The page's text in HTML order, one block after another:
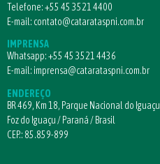
Telefone:+55 45 3521 4400
E-mail: contato@catarataspni.com.br
IMPRENSA
Whatsapp:+55 45 3521 4436
E-mail: imprensa@catarataspni.com.br
ENDEREÇO
BR 469, Km 18, Parque Nacional do Iguaçu
Foz do Iguaçu / Paraná / Brasil
CEP.: 85.859-899